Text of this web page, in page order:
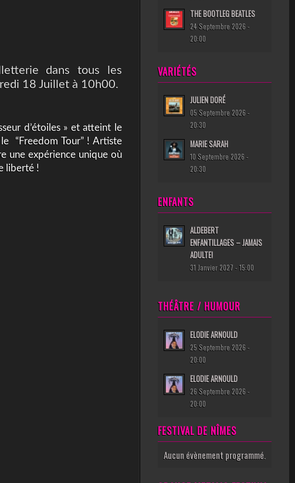
dans tous les
18 Juillet à 10h00.
d’étoiles » et atteint le
“Freedom Tour” ! Artiste
une expérience unique où
liberté !
THE BOOTLEG BEATLES
24 Septembre 2026 -
20:00
VARIÉTÉS
JULIEN DORÉ
05 Septembre 2026 -
20:30
MARIE SARAH
10 Septembre 2026 -
20:30
ENFANTS
ALDEBERT
ENFANTILLAGES – JAMAIS
ADULTE!
31 Janvier 2027 - 15:00
THÉÂTRE / HUMOUR
ELODIE ARNOULD
25 Septembre 2026 -
20:00
ELODIE ARNOULD
26 Septembre 2026 -
20:00
FESTIVAL DE NÎMES
Aucun évènement programmé.